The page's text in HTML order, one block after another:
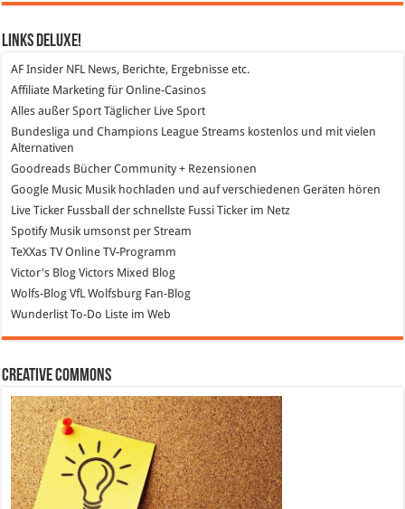
Links DeLuXe!
AF Insider NFL News, Berichte, Ergebnisse etc.
Affiliate Marketing für Online-Casinos
Alles außer Sport Täglicher Live Sport
Bundesliga und Champions League Streams kostenlos und mit vielen
Alternativen
Goodreads Bücher Community + Rezensionen
Google Music Musik hochladen und auf verschiedenen Geräten hören
Live Ticker Fussball der schnellste Fussi Ticker im Netz
SpotifyMusik umsonst per Stream
TeXXas TVOnline TV-Programm
Victor's Blog Victors Mixed Blog
Wolfs-Blog VfL Wolfsburg Fan-Blog
Wunderlist To-Do Liste im Web
Creative Commons